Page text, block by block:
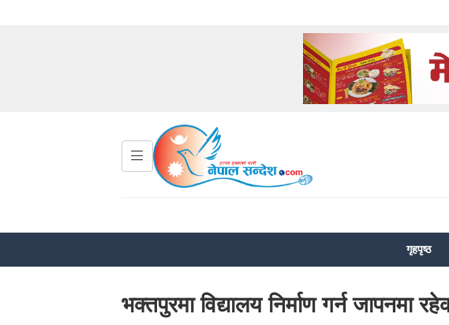
गृहपृष्ठ
भक्तपुरमा विद्यालय निर्माण गर्न जापनमा